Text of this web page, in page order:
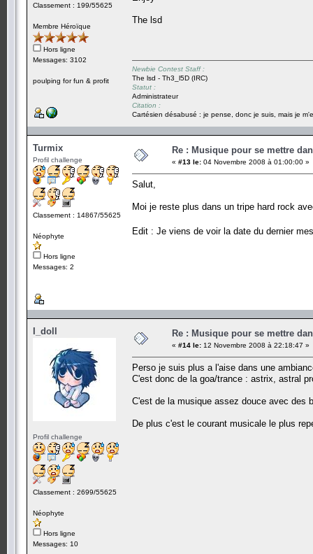
Classement : 199/55625
Membre Héroïque
Hors ligne
Messages: 3102
poulping for fun & profit
The lsd
Newbie Contest Staff :
The lsd - Th3_l5D (IRC)
Statut :
Administrateur
Citation :
Cartésien désabusé : je pense, donc je suis, mais je
Turmix
Profil challenge
Classement : 14867/55625
Néophyte
Hors ligne
Messages: 2
Re : Musique pour se mettre
« #13 le: 04 Novembre 2008 à 01:00:00 »
Salut,
Moi je reste plus dans un tripe hard rock
Edit : Je viens de voir la date du dernier
I_doll
Profil challenge
Classement : 2699/55625
Néophyte
Hors ligne
Messages: 10
Re : Musique pour se mettre
« #14 le: 12 Novembre 2008 à 22:18:47 »
Perso je suis plus a l'aise dans une
C'est donc de la goa/trance : astrix, astral
C'est de la musique assez douce avec des
De plus c'est le courant musicale le plus